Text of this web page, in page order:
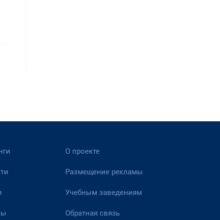
О проекте
Размещение рекламы
Учебным заведениям
Обратная связь